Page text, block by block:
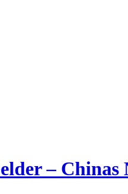
– Chinas